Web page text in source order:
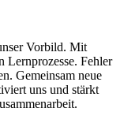
Vorbild. Mit
Lernprozesse. Fehler
Gemeinsam neue
uns und stärkt